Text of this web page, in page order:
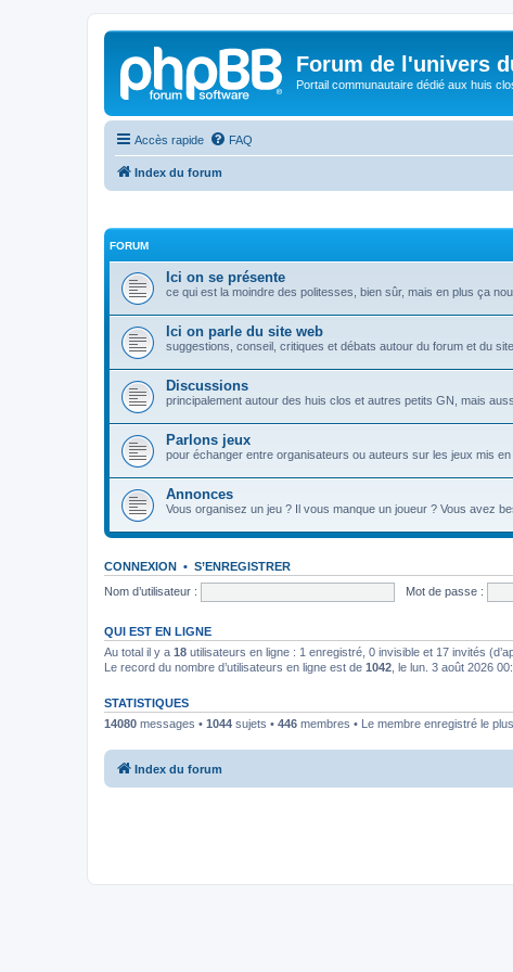
Forum de l'univers
Portail communautaire dédié aux huis
Accès rapide FAQ
Index du forum
FORUM
Ici on se présente
ce qui est la moindre des politesses, bien sûr, mais en plus ça
Ici on parle du site web
suggestions, conseil, critiques et débats autour du forum et du
Discussions
principalement autour des huis clos et autres petits GN, mais
Parlons jeux
pour échanger entre organisateurs ou auteurs sur les jeux mis
Annonces
Vous organisez un jeu ? Il vous manque un joueur ? Vous avez
CONNEXION • S’ENREGISTRER
Nom d’utilisateur :
Mot de passe :
QUI EST EN LIGNE
Au total il y a 18 utilisateurs en ligne : 1 enregistré, 0 invisible et 17 invités
Le record du nombre d’utilisateurs en ligne est de 1042 , le lun. 3 août 2026
STATISTIQUES
14080 messages • 1044 sujets • 446 membres • Le membre enregistré le
Index du forum